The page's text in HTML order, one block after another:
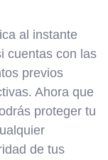
al instante
cuentas con las
previos
Ahora que
proteger tu
de tus